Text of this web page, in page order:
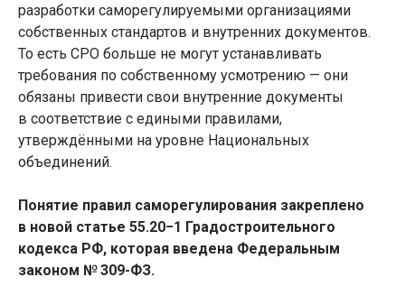
разработки саморегулируемыми организациями
собственных стандартов и внутренних документов.
То есть СРО больше не могут устанавливать
требования по собственному усмотрению — они
обязаны привести свои внутренние документы
в соответствие с едиными правилами,
утверждёнными на уровне Национальных
объединений.
Понятие правил саморегулирования закреплено
в новой статье 55.20−1 Градостроительного
кодекса РФ, которая введена Федеральным
законом № 309-ФЗ.